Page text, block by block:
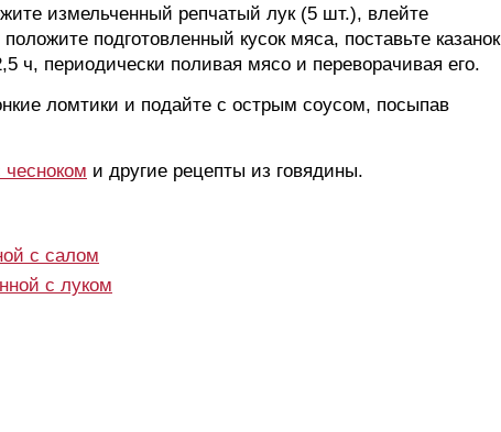
измельченный репчатый лук (5 шт.), влейте
подготовленный кусок мяса, поставьте казанок
ч, периодически поливая мясо и переворачивая его.
ломтики и подайте с острым соусом, посыпав
и другие рецепты из говядины.
с салом
с луком